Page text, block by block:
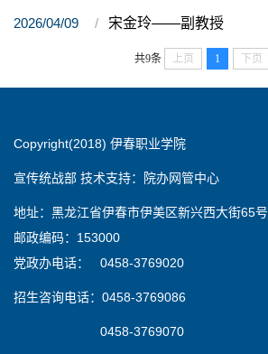
2026/04/09 宋金玲——副教授
共9条 上页 1 下页
Copyright(2018) 伊春职业学院
宣传统战部 技术支持：院办网管中心
地址：黑龙江省伊春市伊美区新兴西大街65号
邮政编码：153000
党政办电话： 0458-3769020
招生咨询电话：0458-3769086
0458-3769070